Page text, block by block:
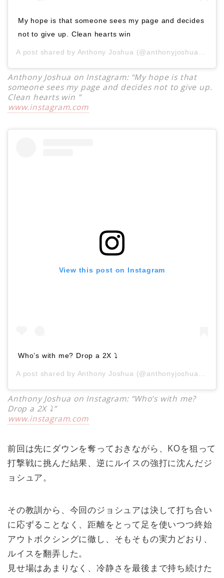
My hope is that someone sees my page and decides
not to give up. Clean hearts win
A post shared by Anthony Joshua (@anthonyjoshua) on
Anthony Joshua on Instagram: “My hope is that
someone sees my page and decides not to give up.
Clean hearts win ”
www.instagram.com
View this post on Instagram
Who’s with me? Drop a 2X ⤵️
A post shared by Anthony Joshua (@anthonyjoshua) on
Anthony Joshua on Instagram: “Who’s with me?
Drop a 2X ⤵️”
www.instagram.com
前回は先にダウンを奪っておきながら、KOを狙って
打撃戦に挑んだ結果、逆にルイスの強打に沈んだジ
ョシュア。
その教訓から、今回のジョシュアは決して打ち合い
に応ずることなく、距離をとって足を使いつつ終始
アウトボクシングに徹し、そもそもの実力どおり、
ルイスを翻弄した。
見せ場はあまりなく、冷静さを最後まで持ち続けた